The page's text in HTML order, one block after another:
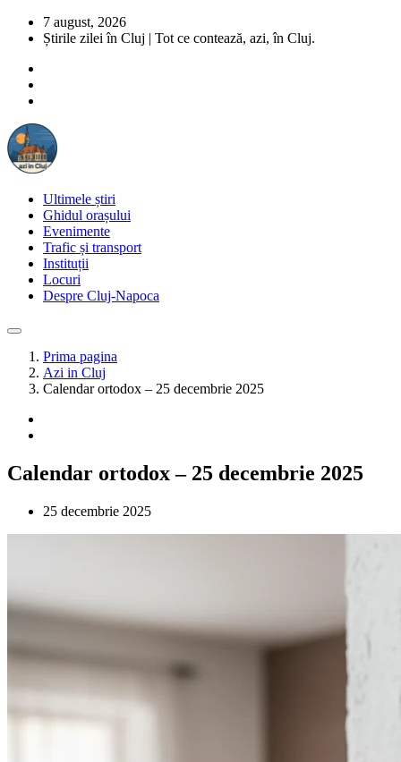
7 august, 2026
Știrile zilei în Cluj | Tot ce contează, azi, în Cluj.
Ultimele știri
Ghidul orașului
Evenimente
Trafic și transport
Instituții
Locuri
Despre Cluj-Napoca
Prima pagina
Azi in Cluj
Calendar ortodox – 25 decembrie 2025
Calendar ortodox – 25 decembrie 2025
25 decembrie 2025